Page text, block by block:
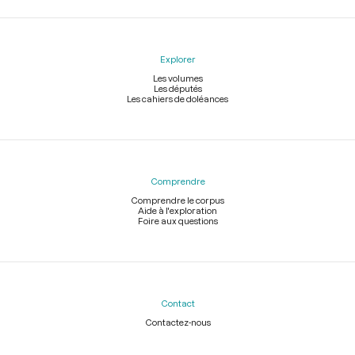
Explorer
Les volumes
Les députés
Les cahiers de doléances
Comprendre
Comprendre le corpus
Aide à l'exploration
Foire aux questions
Contact
Contactez-nous